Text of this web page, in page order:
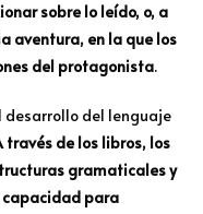
sobre lo leído, o, a
aventura, en la que los
del protagonista.
del lenguaje
través de los libros, los
gramaticales y
capacidad para